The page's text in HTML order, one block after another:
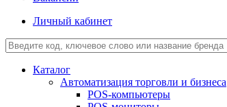
Личный кабинет
Каталог
Автоматизация торговли и бизнеса
POS-компьютеры